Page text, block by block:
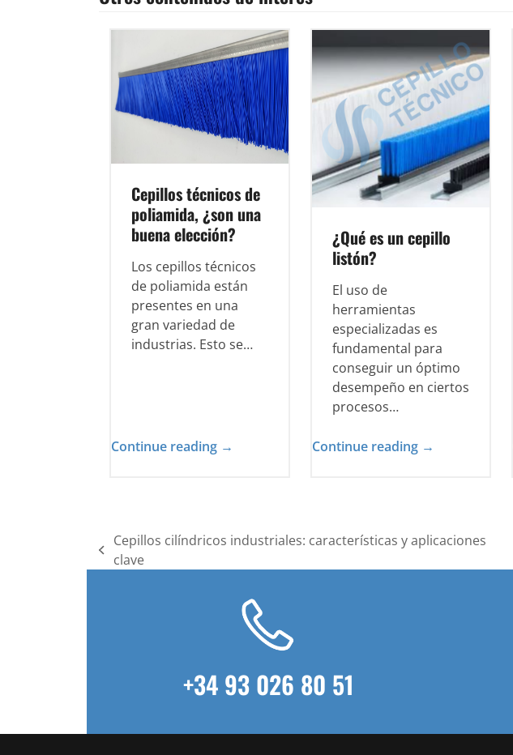
Cepillos técnicos de
poliamida, ¿son una
buena elección?
Los cepillos técnicos
de poliamida están
presentes en una
gran variedad de
industrias. Esto se…
Continue reading →
¿Qué es un cepillo
listón?
El uso de
herramientas
especializadas es
fundamental para
conseguir un óptimo
desempeño en ciertos
procesos…
Continue reading →
previous
Cepillos cilíndricos industriales: características y aplicaciones
clave
+34 93 026 80 51